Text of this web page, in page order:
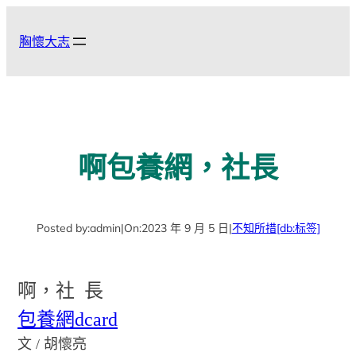
胸懷大志
啊包養網，社長
Posted by:admin|On:2023 年 9 月 5 日|不知所措[db:标签]
啊，社 長
包養網dcard
文 / 胡懷亮